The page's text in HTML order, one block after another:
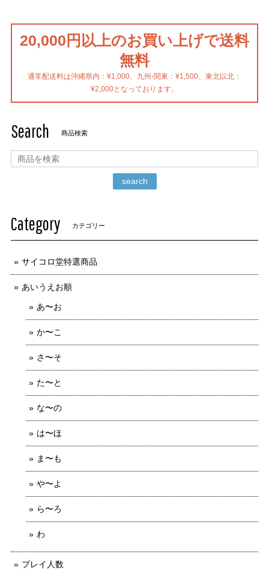
20,000円以上のお買い上げで送料
無料
通常配送料は沖縄県内：¥1,000、九州-関東：¥1,500、東北以北：
¥2,000となっております。
Search 商品検索
search
Category カテゴリー
サイコロ堂特選商品
あいうえお順
あ〜お
か〜こ
さ〜そ
た〜と
な〜の
は〜ほ
ま〜も
や〜よ
ら〜ろ
わ
プレイ人数